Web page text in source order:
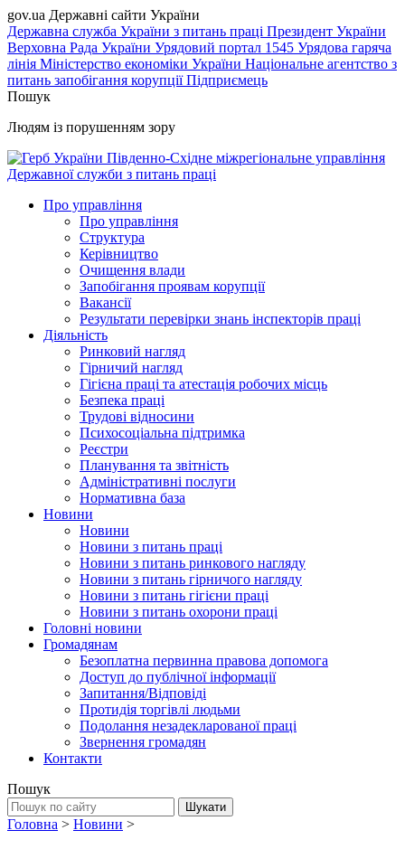
gov.ua Державні сайти України
Державна служба України з питань праці Президент України
Верховна Рада України Урядовий портал 1545 Урядова гаряча
лінія Міністерство економіки України Національне агентство з
питань запобігання корупціїПідприємець
Пошук
Людям із порушенням зору
Південно-Східне міжрегіональне управління
Державної служби з питань праці
Про управління
Про управління
Структура
Керівництво
Очищення влади
Запобігання проявам корупції
Вакансії
Результати перевірки знань інспекторів праці
Діяльність
Ринковий нагляд
Гірничий нагляд
Гігієна праці та атестація робочих місць
Безпека праці
Трудові відносини
Психосоціальна підтримка
Реєстри
Планування та звітність
Адміністративні послуги
Нормативна база
Новини
Новини
Новини з питань праці
Новини з питань ринкового нагляду
Новини з питань гірничого нагляду
Новини з питань гігієни праці
Новини з питань охорони праці
Головні новини
Громадянам
Безоплатна первинна правова допомога
Доступ до публічної інформації
Запитання/Відповіді
Протидія торгівлі людьми
Подолання незадекларованої праці
Звернення громадян
Контакти
Пошук
Головна > Новини >